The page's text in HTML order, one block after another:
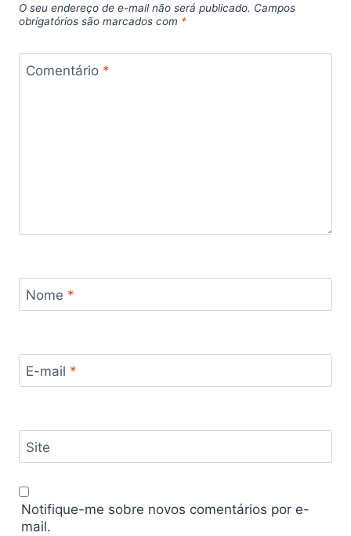
O seu endereço de e-mail não será publicado. Campos
obrigatórios são marcados com *
Comentário *
Nome *
E-mail *
Site
Notifique-me sobre novos comentários por e-
mail.